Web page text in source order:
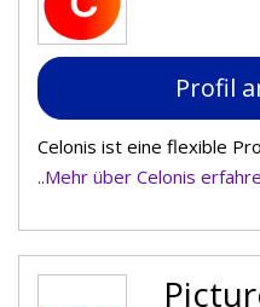
Profil
Celonis ist eine flexible
..Mehr über Celonis